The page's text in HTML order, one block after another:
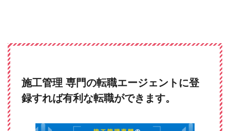
施工管理 専門の転職エージェントに登
録すれば有利な転職ができます。